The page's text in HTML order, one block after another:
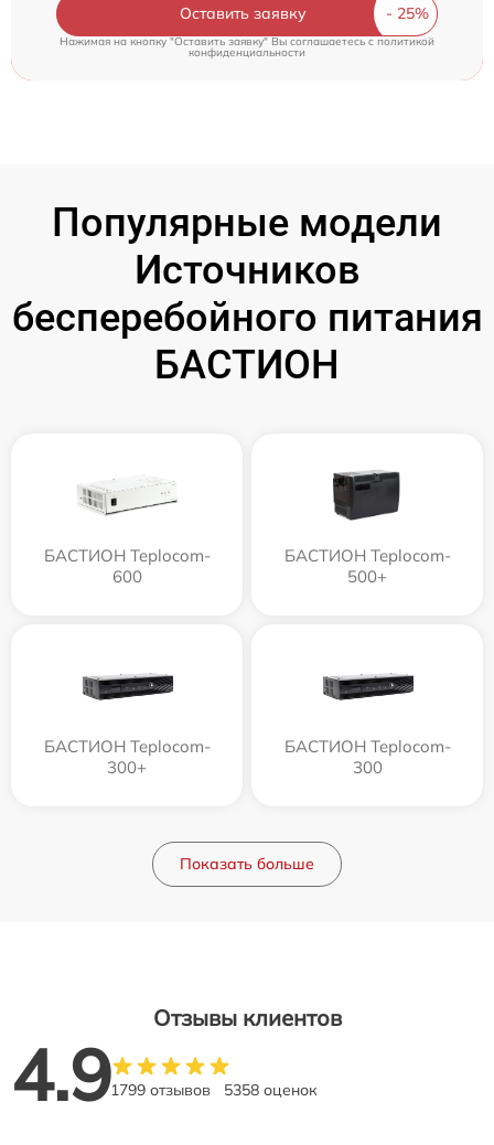
Оставить заявку
Нажимая на кнопку "Оставить заявку" Вы соглашаетесь cполитикой
конфиденциальности
Популярные модели
Источников
бесперебойного питания
БАСТИОН
БАСТИОН Teplocom-
600
БАСТИОН Teplocom-
500+
БАСТИОН Teplocom-
300+
БАСТИОН Teplocom-
300
Показать больше
Отзывы клиентов
4.91799 отзывов 5358 оценок